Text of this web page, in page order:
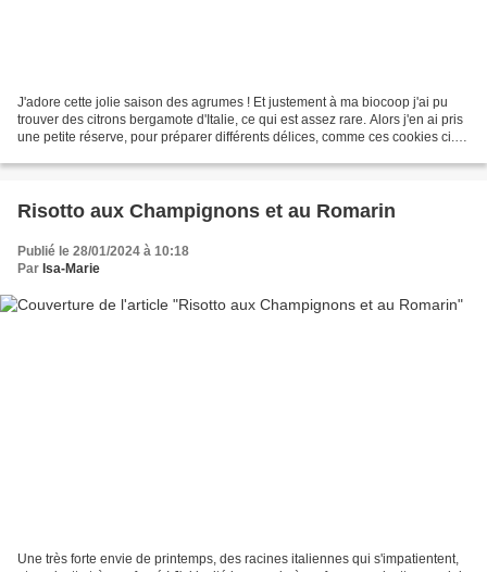
J'adore cette jolie saison des agrumes ! Et justement à ma biocoop j'ai pu
trouver des citrons bergamote d'Italie, ce qui est assez rare. Alors j'en ai pris
une petite réserve, pour préparer différents délices, comme ces cookies ci.
Risotto aux Champignons et au Romarin
Publié le 28/01/2024 à 10:18
Par Isa-Marie
Une très forte envie de printemps, des racines italiennes qui s'impatientent,